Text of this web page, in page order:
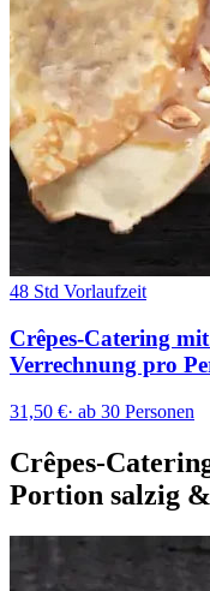
48 Std Vorlaufzeit
Crêpes-Catering
Verrechnung pro
31,50 €· ab 30 Personen
Crêpes-
Portion salzig